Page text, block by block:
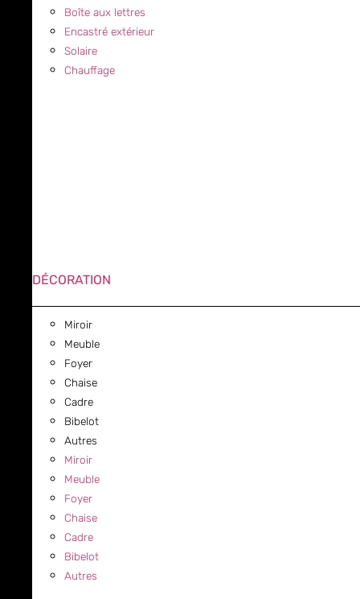
Boîte aux lettres
Encastré extérieur
Solaire
Chauffage
DÉCORATION
Miroir
Meuble
Foyer
Chaise
Cadre
Bibelot
Autres
Miroir
Meuble
Foyer
Chaise
Cadre
Bibelot
Autres